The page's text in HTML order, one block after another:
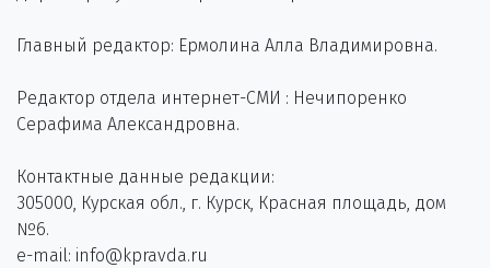
Главный редактор: Ермолина Алла Владимировна.
Редактор отдела интернет-СМИ : Нечипоренко
Серафима Александровна.
Контактные данные редакции:
305000, Курская обл., г. Курск, Красная площадь, дом
№6.
e-mail: info@kpravda.ru